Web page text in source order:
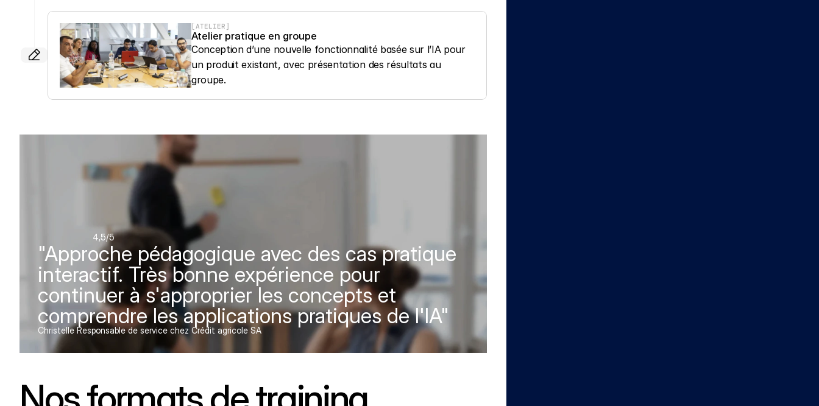
[ATELIER]
Atelier pratique en groupe
Conception d’une nouvelle fonctionnalité basée sur l’IA pour
un produit existant, avec présentation des résultats au
groupe.
4,5/5
"Approche pédagogique avec des cas pratique
interactif. Très bonne expérience pour
continuer à s'approprier les concepts et
comprendre les applications pratiques de l'IA"
Christelle Responsable de service chez Crédit agricole SA